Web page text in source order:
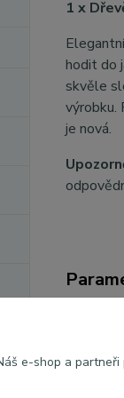
1 x
hodit do
skvěle
výrobku.
je nová.
Vůně
e-shop a partneři